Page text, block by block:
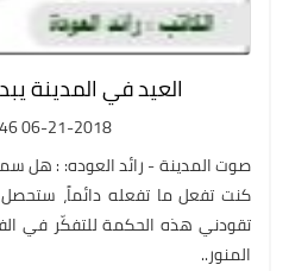
العيد في المدينة
06-21-2018 06:46 مساءً
صوت المدينة - رائد العوده: : هل
كنت تفعل ما تفعله دائماً،
تقودني هذه الحكمة للتفكّر في
المنور..